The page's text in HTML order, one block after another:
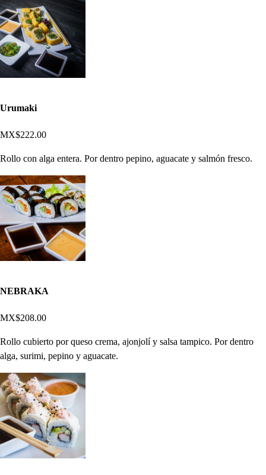
Urumaki
MX$222.00
Rollo con alga entera. Por dentro pepino, aguacate y salmón fresco.
NEBRAKA
MX$208.00
Rollo cubierto por queso crema, ajonjolí y salsa tampico. Por dentro
alga, surimi, pepino y aguacate.